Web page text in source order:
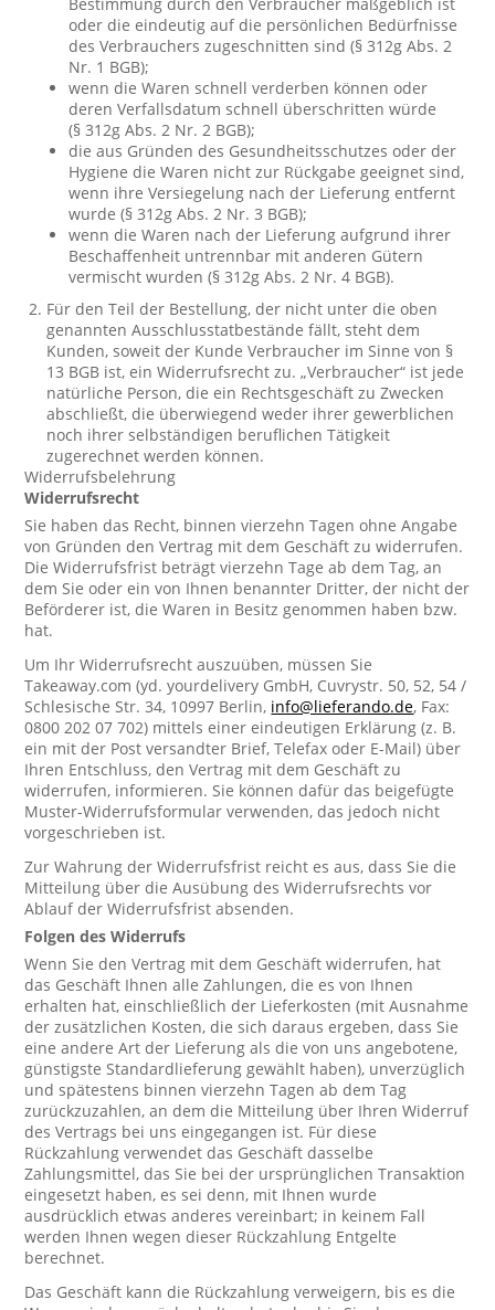
oder die eindeutig auf die persönlichen Bedürfnisse
des Verbrauchers zugeschnitten sind (§ 312g Abs. 2
Nr. 1 BGB);
wenn die Waren schnell verderben können oder
deren Verfallsdatum schnell überschritten würde
(§ 312g Abs. 2 Nr. 2 BGB);
die aus Gründen des Gesundheitsschutzes oder der
Hygiene die Waren nicht zur Rückgabe geeignet sind,
wenn ihre Versiegelung nach der Lieferung entfernt
wurde (§ 312g Abs. 2 Nr. 3 BGB);
wenn die Waren nach der Lieferung aufgrund ihrer
Beschaffenheit untrennbar mit anderen Gütern
vermischt wurden (§ 312g Abs. 2 Nr. 4 BGB).
Für den Teil der Bestellung, der nicht unter die oben
genannten Ausschlusstatbestände fällt, steht dem
Kunden, soweit der Kunde Verbraucher im Sinne von §
13 BGB ist, ein Widerrufsrecht zu. „Verbraucher“ ist jede
natürliche Person, die ein Rechtsgeschäft zu Zwecken
abschließt, die überwiegend weder ihrer gewerblichen
noch ihrer selbständigen beruflichen Tätigkeit
zugerechnet werden können.
Widerrufsbelehrung
Widerrufsrecht
Sie haben das Recht, binnen vierzehn Tagen ohne Angabe
von Gründen den Vertrag mit dem Geschäft zu widerrufen.
Die Widerrufsfrist beträgt vierzehn Tage ab dem Tag, an
dem Sie oder ein von Ihnen benannter Dritter, der nicht der
Beförderer ist, die Waren in Besitz genommen haben bzw.
hat.
Um Ihr Widerrufsrecht auszuüben, müssen Sie
Takeaway.com (yd. yourdelivery GmbH, Cuvrystr. 50, 52, 54 /
Schlesische Str. 34, 10997 Berlin, info@lieferando.de, Fax:
0800 202 07 702) mittels einer eindeutigen Erklärung (z. B.
ein mit der Post versandter Brief, Telefax oder E-Mail) über
Ihren Entschluss, den Vertrag mit dem Geschäft zu
widerrufen, informieren. Sie können dafür das beigefügte
Muster-Widerrufsformular verwenden, das jedoch nicht
vorgeschrieben ist.
Zur Wahrung der Widerrufsfrist reicht es aus, dass Sie die
Mitteilung über die Ausübung des Widerrufsrechts vor
Ablauf der Widerrufsfrist absenden.
Folgen des Widerrufs
Wenn Sie den Vertrag mit dem Geschäft widerrufen, hat
das Geschäft Ihnen alle Zahlungen, die es von Ihnen
erhalten hat, einschließlich der Lieferkosten (mit Ausnahme
der zusätzlichen Kosten, die sich daraus ergeben, dass Sie
eine andere Art der Lieferung als die von uns angebotene,
günstigste Standardlieferung gewählt haben), unverzüglich
und spätestens binnen vierzehn Tagen ab dem Tag
zurückzuzahlen, an dem die Mitteilung über Ihren Widerruf
des Vertrags bei uns eingegangen ist. Für diese
Rückzahlung verwendet das Geschäft dasselbe
Zahlungsmittel, das Sie bei der ursprünglichen Transaktion
eingesetzt haben, es sei denn, mit Ihnen wurde
ausdrücklich etwas anderes vereinbart; in keinem Fall
werden Ihnen wegen dieser Rückzahlung Entgelte
berechnet.
Das Geschäft kann die Rückzahlung verweigern, bis es die